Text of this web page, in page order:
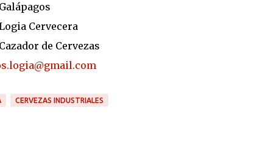
Galápagos
Cervecera
Cazador de Cervezas
CERVEZAS INDUSTRIALES